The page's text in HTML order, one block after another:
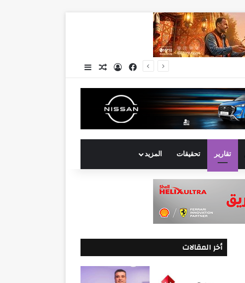
فيسبوكتسجيل الدخول
مقال عشوائي
إضافة عمود جانبي
تقارير تحقيقات المزيد
أخر المقالات